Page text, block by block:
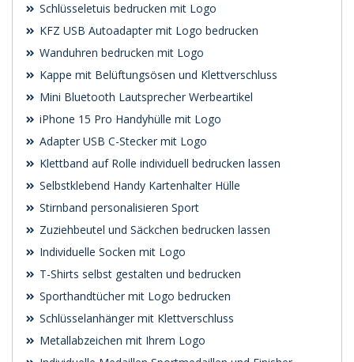
Schlüsseletuis bedrucken mit Logo
KFZ USB Autoadapter mit Logo bedrucken
Wanduhren bedrucken mit Logo
Kappe mit Belüftungsösen und Klettverschluss
Mini Bluetooth Lautsprecher Werbeartikel
iPhone 15 Pro Handyhülle mit Logo
Adapter USB C-Stecker mit Logo
Klettband auf Rolle individuell bedrucken lassen
Selbstklebend Handy Kartenhalter Hülle
Stirnband personalisieren Sport
Zuziehbeutel und Säckchen bedrucken lassen
Individuelle Socken mit Logo
T-Shirts selbst gestalten und bedrucken
Sporthandtücher mit Logo bedrucken
Schlüsselanhänger mit Klettverschluss
Metallabzeichen mit Ihrem Logo